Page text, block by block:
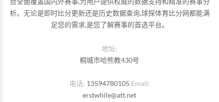
析。无论是即时比分更新还是历史数据查询,球探体育比分网都能满
足您的需求,是您了解赛事的首选平台。
地址:
桐城市哈熊教430号
电话 13594780105 Email
erstwhile@att.net